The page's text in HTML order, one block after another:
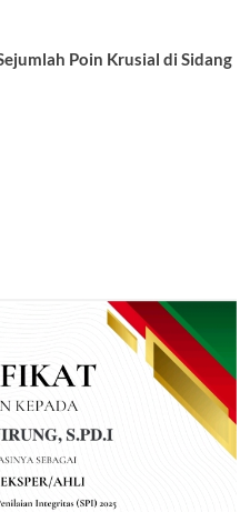
Poin Krusial di Sidang